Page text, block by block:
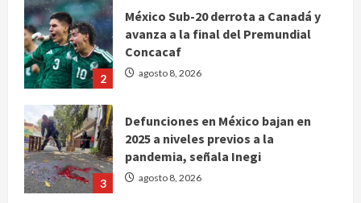
2
México Sub-20 derrota a Canadá y
avanza a la final del Premundial
Concacaf
agosto 8, 2026
3
Defunciones en México bajan en
2025 a niveles previos a la
pandemia, señala Inegi
agosto 8, 2026